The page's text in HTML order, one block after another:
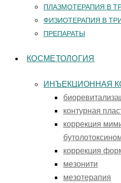
ПЛАЗМОТЕРАПИЯ В
ФИЗИОТЕРАПИЯ В
ПРЕПАРАТЫ
КОСМЕТОЛОГИЯ
ИНЪЕКЦИОННАЯ
контурная
коррекция
коррекция
мезонити
мезотерапия